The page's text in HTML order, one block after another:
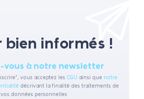
bien informés !
vous à notre newsletter
vous acceptez les CGU ainsi que notre
décrivant la finalité des traitements de
vos données personnelles